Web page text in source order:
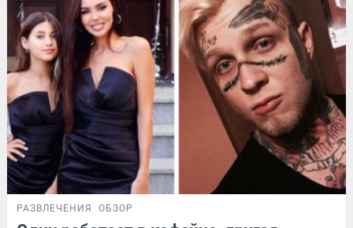
РАЗВЛЕЧЕНИЯ ОБЗОР